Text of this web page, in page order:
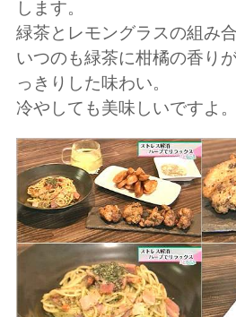
します。
緑茶とレモングラスの組み
いつのも緑茶に柑橘の香り
っきりした味わい。
冷やしても美味しいですよ。